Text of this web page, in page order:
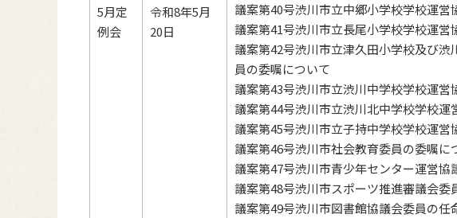
5月定
例会
令和8年5月
20日
議案第40号渋川市立中郷小学校学校運営
議案第41号渋川市立長尾小学校学校運営
議案第42号渋川市立津久田小学校及び
員の委嘱について
議案第43号渋川市立渋川中学校学校運営
議案第44号渋川市立渋川北中学校学校
議案第45号渋川市立子持中学校学校運営
議案第46号渋川市社会教育委員の委嘱に
議案第47号渋川市青少年センター運営
議案第48号渋川市スポーツ推進審議会委
議案第49号渋川市図書館協議会委員の任